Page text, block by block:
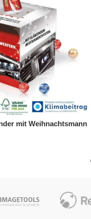
Adventskalender – Ihr